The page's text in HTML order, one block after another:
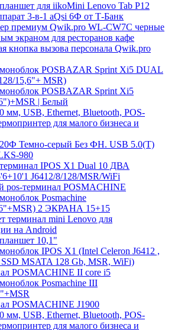
для iikoMini Lenovo Tab P12
3-в-1 aQsi 6Ф от Т-Банк
премиум Qwik.pro WL-CW7C черные
экраном для ресторанов кафе
кнопка вызова персонала Qwik.pro
POSBAZAR Sprint Хi5 DUAL
15,6"+ MSR)
POSBAZAR Sprint Хi5
| Белый
мм, USB, Ethernet, Bluetooth, POS-
для малого бизнеса и
Темно-серый Без ФН. USB 5.0(Т)
980
IPOS X1 Dual 10 ДВА
J6412/8/128/MSR/WiFi
pos-терминал POSMACHINE
Posmachine
2 ЭКРАНА 15+15
терминал mini Lenovo для
на Android
10,1"
IPOS X1 (Intel Celeron J6412 ,
MSATA 128 Gb, MSR, WiFi)
POSMACHINE II core i5
Posmachine III
POSMACHINE J1900
мм, USB, Ethernet, Bluetooth, POS-
для малого бизнеса и